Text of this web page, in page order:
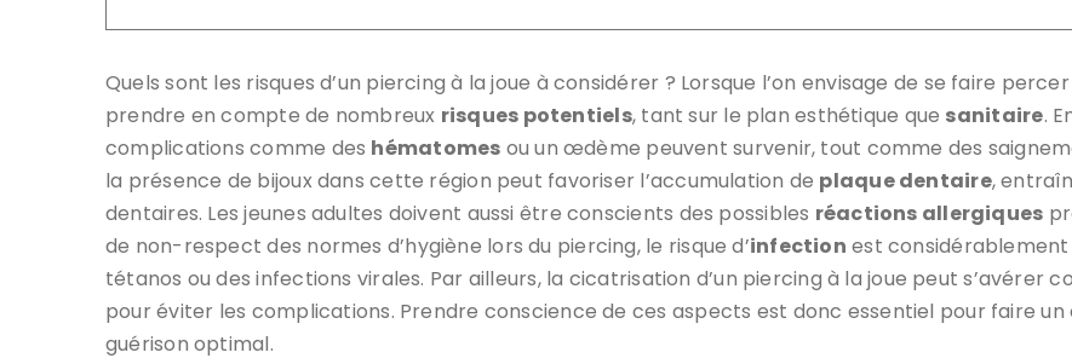
Quels sont les risques d’un piercing à la joue à considérer ? Lorsque l’on envisage de se faire
prendre en compte de nombreux risques potentiels, tant sur le plan esthétique que sanitaire.
complications comme des hématomes ou un œdème peuvent survenir, tout comme des
la présence de bijoux dans cette région peut favoriser l’accumulation de plaque dentaire,
dentaires. Les jeunes adultes doivent aussi être conscients des possibles réactions allergiques
de non-respect des normes d’hygiène lors du piercing, le risque d’infection est considérablement
tétanos ou des infections virales. Par ailleurs, la cicatrisation d’un piercing à la joue peut s’avérer
pour éviter les complications. Prendre conscience de ces aspects est donc essentiel pour faire
guérison optimal.